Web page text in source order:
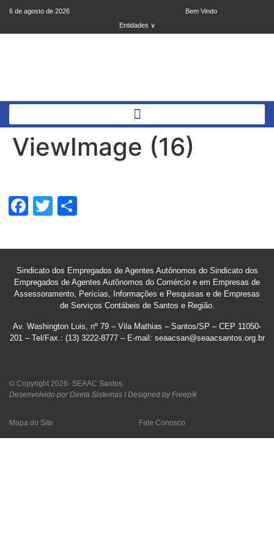
6 de agosto de 2026
Bem Vindo
Entidades ∨
ViewImage (16)
Facebook
Twitter
Sindicato dos Empregados de Agentes Autônomos do Sindicato dos
Empregados de Agentes Autônomos do Comércio e em Empresas de
Assessoramento, Perícias, Informações e Pesquisas e de Empresas
de Serviços Contábeis de Santos e Região.
Av. Washington Luis, nº 79 – Vila Mathias – Santos/SP – CEP 11050-
201 – Tel/Fax.: (13) 3222-8777 – E-mail: seaacsan@seaacsantos.org.br
© Copyright 2026- SEAAC Santos
Desenvolvido por Direta Sistemas I Designed by Freepik
Mapa do Site Fale Conosco